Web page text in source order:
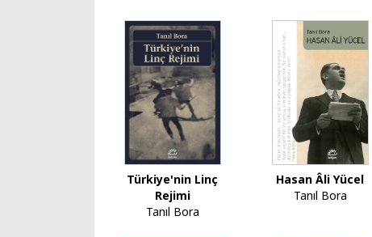
Türkiye'nin Linç
Rejimi
Tanıl Bora
Hasan Âli Yücel
Tanıl Bora